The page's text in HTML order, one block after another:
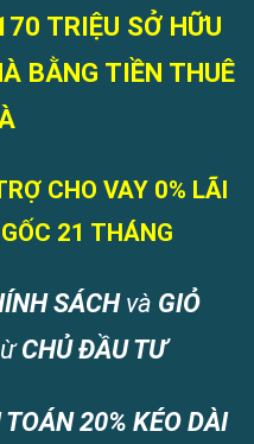
TRIỆU SỞ HỮU
BẰNG TIỀN THUÊ
CHO VAY 0% LÃI
21 THÁNG
SÁCHvà GIỎ
CHỦ ĐẦU TƯ
20% KÉO DÀI